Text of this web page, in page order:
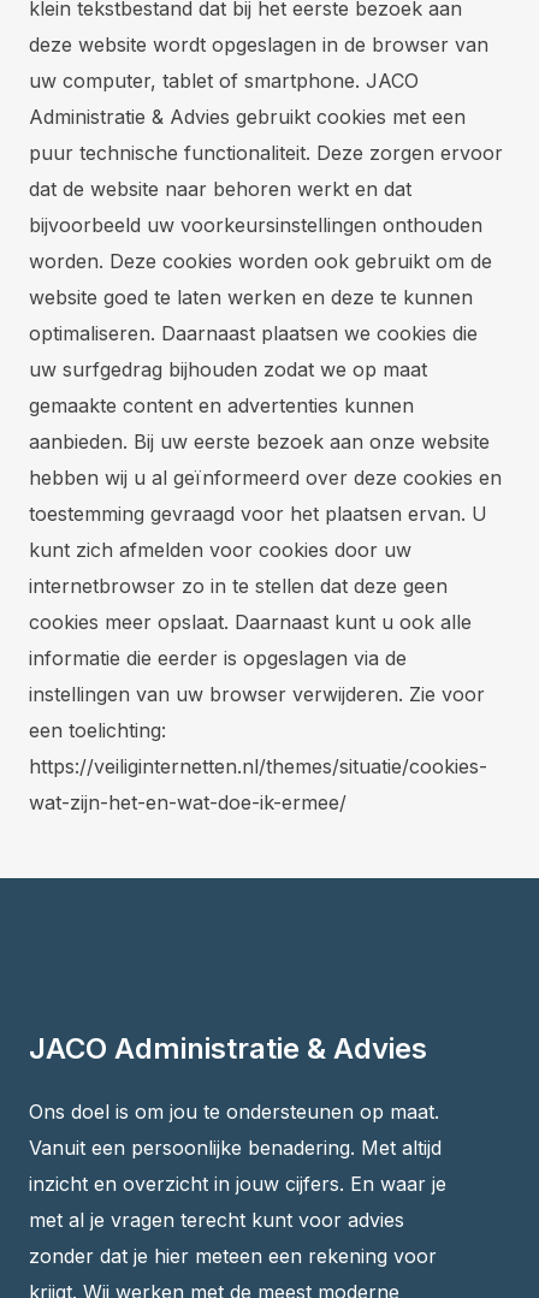
klein tekstbestand dat bij het eerste bezoek aan
deze website wordt opgeslagen in de browser van
uw computer, tablet of smartphone. JACO
Administratie & Advies gebruikt cookies met een
puur technische functionaliteit. Deze zorgen ervoor
dat de website naar behoren werkt en dat
bijvoorbeeld uw voorkeursinstellingen onthouden
worden. Deze cookies worden ook gebruikt om de
website goed te laten werken en deze te kunnen
optimaliseren. Daarnaast plaatsen we cookies die
uw surfgedrag bijhouden zodat we op maat
gemaakte content en advertenties kunnen
aanbieden. Bij uw eerste bezoek aan onze website
hebben wij u al geïnformeerd over deze cookies en
toestemming gevraagd voor het plaatsen ervan. U
kunt zich afmelden voor cookies door uw
internetbrowser zo in te stellen dat deze geen
cookies meer opslaat. Daarnaast kunt u ook alle
informatie die eerder is opgeslagen via de
instellingen van uw browser verwijderen. Zie voor
een toelichting:
https://veiliginternetten.nl/themes/situatie/cookies-
wat-zijn-het-en-wat-doe-ik-ermee/
JACO Administratie & Advies
Ons doel is om jou te ondersteunen op maat.
Vanuit een persoonlijke benadering. Met altijd
inzicht en overzicht in jouw cijfers. En waar je
met al je vragen terecht kunt voor advies
zonder dat je hier meteen een rekening voor
krijgt. Wij werken met de meest moderne